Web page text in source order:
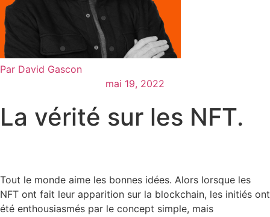
Par David Gascon
mai 19, 2022
La vérité sur les NFT.
Tout le monde aime les bonnes idées. Alors lorsque les
NFT ont fait leur apparition sur la blockchain, les initiés ont
été enthousiasmés par le concept simple, mais